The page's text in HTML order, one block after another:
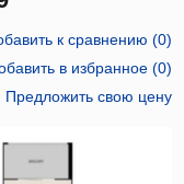
к сравнению (0)
в избранное(0)
Предложить свою цену